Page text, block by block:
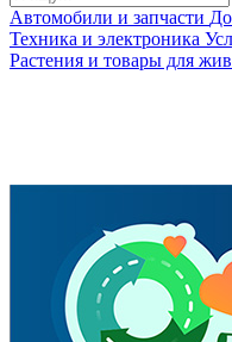
Автомобили и запчасти
Техника и электроника
Растения и товары для